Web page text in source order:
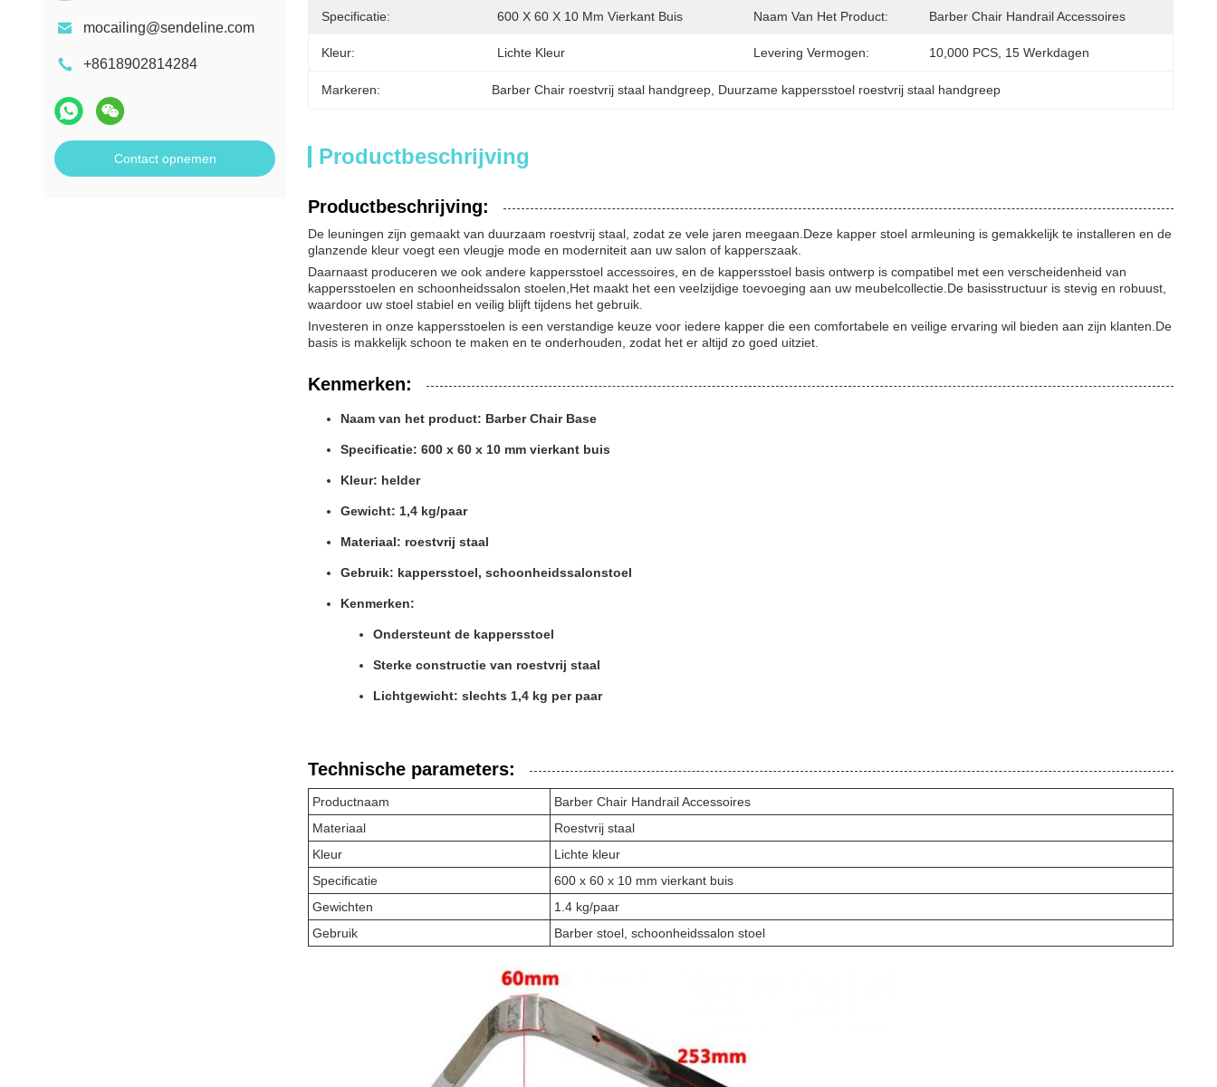
mocailing@sendeline.com
+8618902814284
Contact opnemen
Specificatie: 600 X 60 X 10 Mm Vierkant Buis Naam Van Het Product: Barber Chair Handrail Accessoires
Kleur: Lichte Kleur Levering Vermogen: 10,000 PCS, 15 Werkdagen
Markeren: Barber Chair roestvrij staal handgreep Duurzame kappersstoel roestvrij staal handgreep
Productbeschrijving
Productbeschrijving:
De leuningen zijn gemaakt van duurzaam roestvrij staal, zodat ze vele jaren meegaan.Deze kapper stoel armleuning is gemakkelijk te installeren en de
glanzende kleur voegt een vleugje mode en moderniteit aan uw salon of kapperszaak.
Daarnaast produceren we ook andere kappersstoel accessoires, en de kappersstoel basis ontwerp is compatibel met een verscheidenheid van
kappersstoelen en schoonheidssalon stoelen,Het maakt het een veelzijdige toevoeging aan uw meubelcollectie.De basisstructuur is stevig en robuust,
waardoor uw stoel stabiel en veilig blijft tijdens het gebruik.
Investeren in onze kappersstoelen is een verstandige keuze voor iedere kapper die een comfortabele en veilige ervaring wil bieden aan zijn klanten.De
basis is makkelijk schoon te maken en te onderhouden, zodat het er altijd zo goed uitziet.
Kenmerken:
Naam van het product: Barber Chair Base
Specificatie: 600 x 60 x 10 mm vierkant buis
Kleur: helder
Gewicht: 1,4 kg/paar
Materiaal: roestvrij staal
Gebruik: kappersstoel, schoonheidssalonstoel
Kenmerken:
Ondersteunt de kappersstoel
Sterke constructie van roestvrij staal
Lichtgewicht: slechts 1,4 kg per paar
Technische parameters:
Productnaam
Barber Chair Handrail Accessoires
Materiaal
Roestvrij staal
Kleur
Lichte kleur
Specificatie
600 x 60 x 10 mm vierkant buis
Gewichten
1.4 kg/paar
Gebruik
Barber stoel, schoonheidssalon stoel